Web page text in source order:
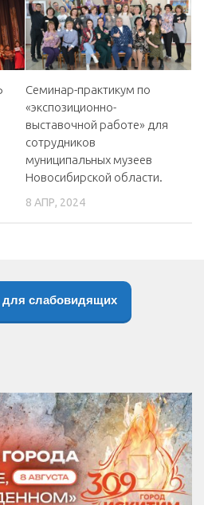
им. И.В. Коротеева
библиотечная система»
Семинар-практикум по
«экспозиционно-
выставочной работе» для
сотрудников
муниципальных музеев
Новосибирской области.
8 АПР, 2024
для слабовидящих